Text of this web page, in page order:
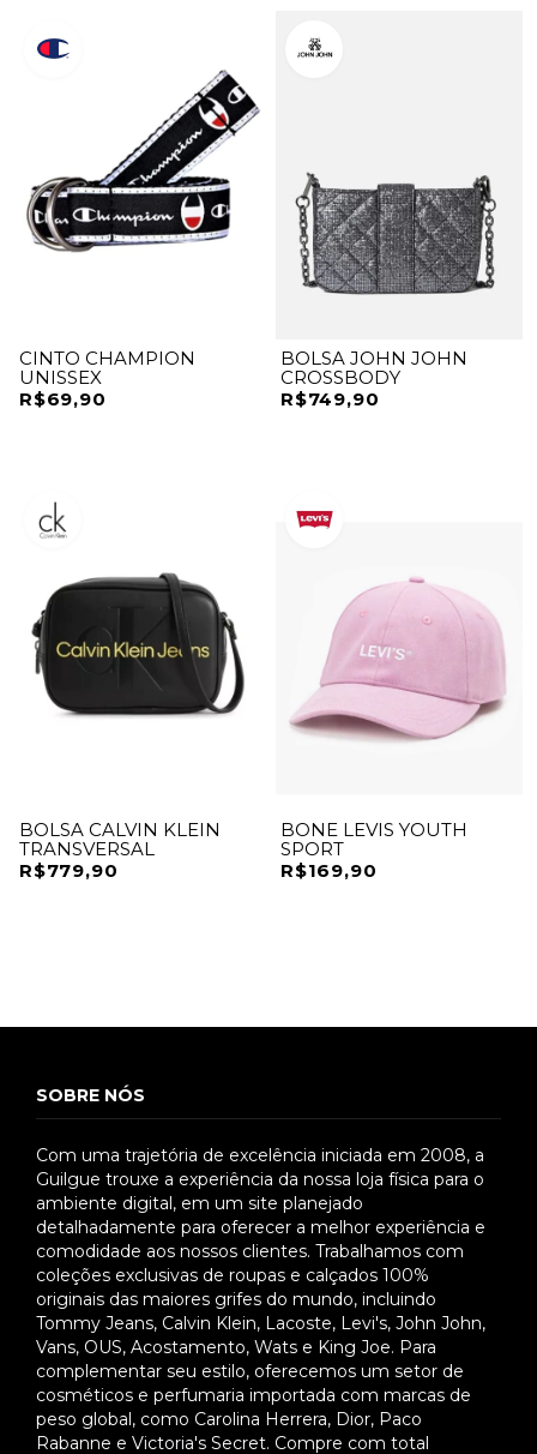
CINTO CHAMPION
UNISSEX
R$69,90
BOLSA JOHN JOHN
CROSSBODY
R$749,90
BOLSA CALVIN KLEIN
TRANSVERSAL
R$779,90
BONE LEVIS YOUTH
SPORT
R$169,90
SOBRE NÓS
Com uma trajetória de excelência iniciada em 2008, a
Guilgue trouxe a experiência da nossa loja física para o
ambiente digital, em um site planejado
detalhadamente para oferecer a melhor experiência e
comodidade aos nossos clientes. Trabalhamos com
coleções exclusivas de roupas e calçados 100%
originais das maiores grifes do mundo, incluindo
Tommy Jeans, Calvin Klein, Lacoste, Levi's, John John,
Vans, OUS, Acostamento, Wats e King Joe. Para
complementar seu estilo, oferecemos um setor de
cosméticos e perfumaria importada com marcas de
peso global, como Carolina Herrera, Dior, Paco
Rabanne e Victoria's Secret. Compre com total